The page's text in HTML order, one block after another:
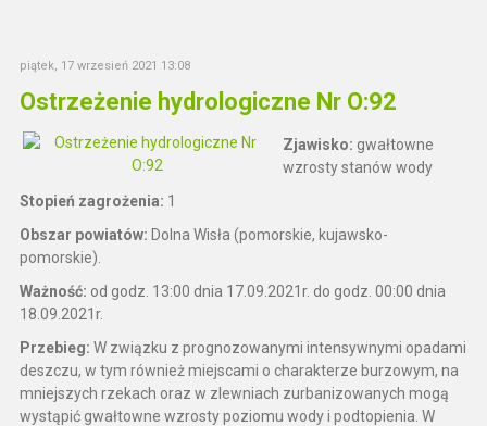
piątek, 17 wrzesień 2021 13:08
Ostrzeżenie hydrologiczne Nr O:92
Zjawisko: gwałtowne
wzrosty stanów wody
Stopień zagrożenia: 1
Obszar powiatów: Dolna Wisła (pomorskie, kujawsko-
pomorskie).
Ważność: od godz. 13:00 dnia 17.09.2021r. do godz. 00:00 dnia
18.09.2021r.
Przebieg: W związku z prognozowanymi intensywnymi opadami
deszczu, w tym również miejscami o charakterze burzowym, na
mniejszych rzekach oraz w zlewniach zurbanizowanych mogą
wystąpić gwałtowne wzrosty poziomu wody i podtopienia. W